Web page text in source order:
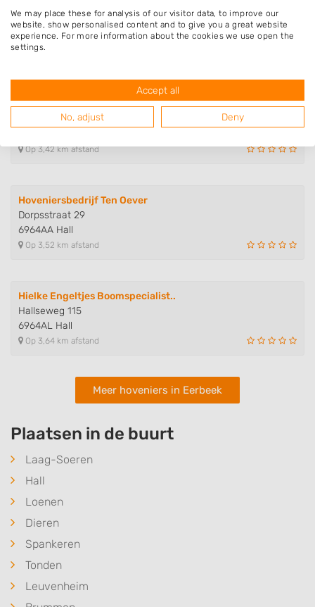
Meeuwis de Vries Tuinen
Soerense Zand Zuid 13
6961RA Eerbeek
Op 3,23 km afstand
Capel Dienstverlening
Hallseweg 75
Op 3,42 km afstand
Hoveniersbedrijf Ten Oever
Dorpsstraat 29
6964AA Hall
Op 3,52 km afstand
Hielke Engeltjes Boomspecialist..
Hallseweg 115
6964AL Hall
Op 3,64 km afstand
Meer hoveniers in Eerbeek
Plaatsen in de buurt
Laag-Soeren
Hall
Loenen
Dieren
Spankeren
Tonden
Leuvenheim
We may place these for analysis of our visitor data, to improve our
website, show personalised content and to give you a great website
experience. For more information about the cookies we use open the
settings.
Accept all
No, adjust Deny